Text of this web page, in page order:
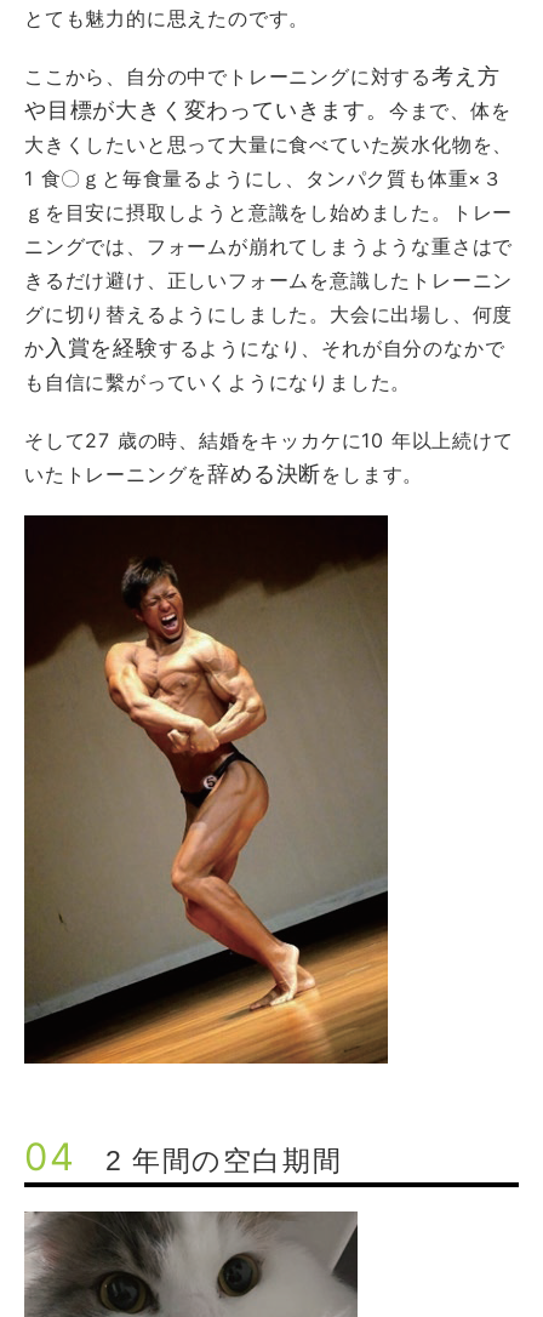
とても魅力的に思えたのです。
ここから、自分の中でトレーニングに対する考え方
や目標が大きく変わっていきます。 今まで、体を
大きくしたいと思って大量に食べていた炭水化物を、
1 食〇ｇと毎食量るようにし、タンパク質も体重×３
ｇを目安に摂取しようと意識をし始めました。トレー
ニングでは、フォームが崩れてしまうような重さはで
きるだけ避け、正しいフォームを意識したトレーニン
グに切り替えるようにしました。大会に出場し、何度
か 入賞を経験するようになり、それが自分のなかで
も自信に繫がっていくようになりました。
そして27 歳の時、結婚をキッカケに10 年以上続けて
いたトレーニングを辞める決断をします。
04 2 年間の空白期間